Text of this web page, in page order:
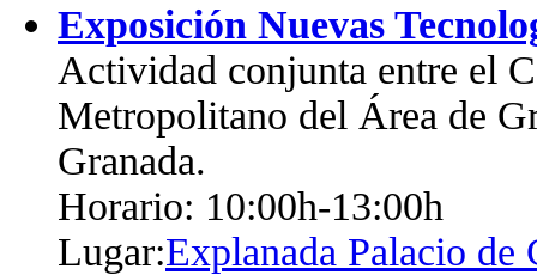
Exposición Nuevas
Actividad conjunta entre el
Metropolitano del Área de
Granada.
Horario: 10:00h-13:00h
Lugar:Explanada Palacio de